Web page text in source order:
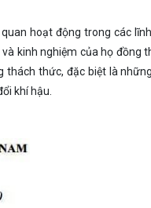
hoạt động trong các
kinh nghiệm của họ đồng
thách thức, đặc biệt là
khí hậu.